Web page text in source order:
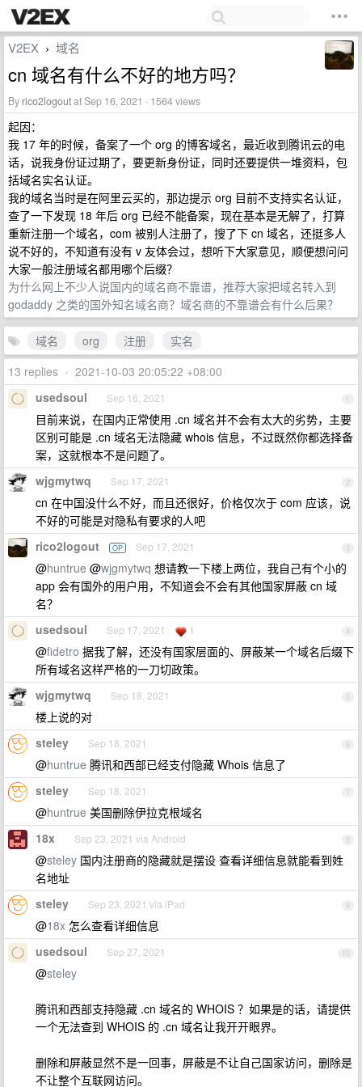
V2EX › 域名
cn 域名有什么不好的地方吗？
By rico2logoutat Sep 16, 2021 · 1564 views
起因：
我 17 年的时候，备案了一个 org 的博客域名，最近收到腾讯云的电
话，说我身份证过期了，要更新身份证，同时还要提供一堆资料，包
括域名实名认证。
我的域名当时是在阿里云买的，那边提示 org 目前不支持实名认证，
查了一下发现 18 年后 org 已经不能备案，现在基本是无解了，打算
重新注册一个域名，com 被别人注册了，搜了下 cn 域名，还挺多人
说不好的，不知道有没有 v 友体会过，想听下大家意见，顺便想问问
大家一般注册域名都用哪个后缀？
为什么网上不少人说国内的域名商不靠谱，推荐大家把域名转入到
godaddy 之类的国外知名域名商？域名商的不靠谱会有什么后果？
域名 org 注册
实名
13 replies • 2021-10-03 20:05:22 +08:00
1
usedsoul Sep 16, 2021
目前来说，在国内正常使用 .cn 域名并不会有太大的劣势，主要
区别可能是 .cn 域名无法隐藏 whois 信息，不过既然你都选择备
案，这就根本不是问题了。
2
wjgmytwq Sep 17, 2021
cn 在中国没什么不好，而且还很好，价格仅次于 com 应该，说
不好的可能是对隐私有要求的人吧
3
rico2logout OP Sep 17, 2021
@huntrue @wjgmytwq 想请教一下楼上两位，我自己有个小的
app 会有国外的用户用，不知道会不会有其他国家屏蔽 cn 域
名？
4
usedsoul Sep 17, 2021 1
@fidetro 据我了解，还没有国家层面的、屏蔽某一个域名后缀下
所有域名这样严格的一刀切政策。
5
wjgmytwq Sep 18, 2021
楼上说的对
6
steley Sep 18, 2021
@huntrue 腾讯和西部已经支付隐藏 Whois 信息了
7
steley Sep 18, 2021
@huntrue 美国删除伊拉克根域名
8
18x Sep 23, 2021 via Android
@steley 国内注册商的隐藏就是摆设 查看详细信息就能看到姓
名地址
9
steley Sep 23, 2021 via iPad
@18x 怎么查看详细信息
10
usedsoul Sep 27, 2021
@steley
腾讯和西部支持隐藏 .cn 域名的 WHOIS ？如果是的话，请提供
一个无法查到 WHOIS 的 .cn 域名让我开开眼界。
删除和屏蔽显然不是一回事，屏蔽是不让自己国家访问，删除是
不让整个互联网访问。